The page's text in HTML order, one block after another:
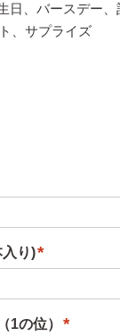
日、バースデー
、サプライズ
り)
必
須
1の位）